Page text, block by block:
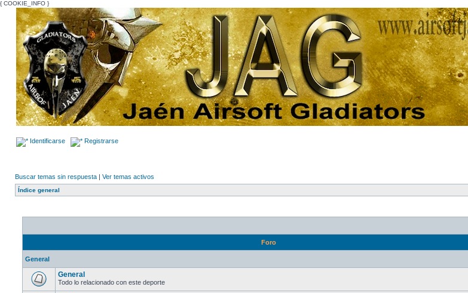
{ COOKIE_INFO }
Identificarse Registrarse
Buscar temas sin respuesta | Ver temas activos
Índice general
Foro
General
General
Todo lo relacionado con este deporte